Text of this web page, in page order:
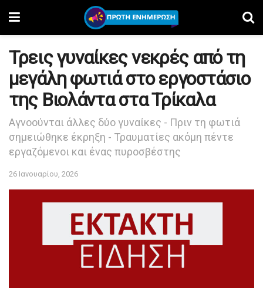
Τρεις γυναίκες νεκρές από τη
μεγάλη φωτιά στο εργοστάσιο
της Βιολάντα στα Τρίκαλα
Αγνοούνται άλλες δύο γυναίκες - Πριν τη φωτιά
σημειώθηκε έκρηξη - Τραυματίες ακόμη πέντε
εργαζόμενοι και ένας πυροσβέστης
26 Ιανουαρίου, 2026